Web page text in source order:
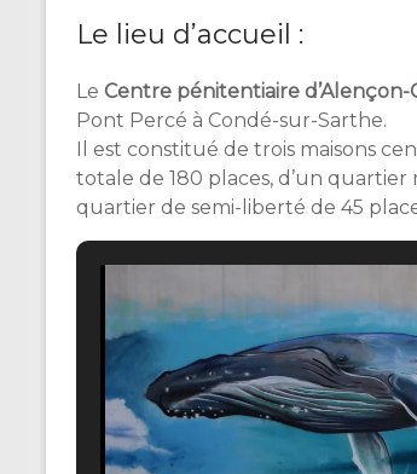
Le lieu d’accueil :
Le Centre pénitentiaire
Pont Percé à Condé-sur-Sarthe.
Il est constitué de trois maisons
totale de 180 places, d’un quartier
quartier de semi-liberté de 45